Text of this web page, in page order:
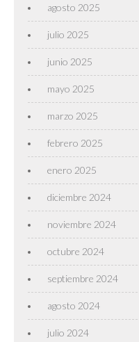
agosto 2025
julio 2025
junio 2025
mayo 2025
marzo 2025
febrero 2025
enero 2025
diciembre 2024
noviembre 2024
octubre 2024
septiembre 2024
agosto 2024
julio 2024